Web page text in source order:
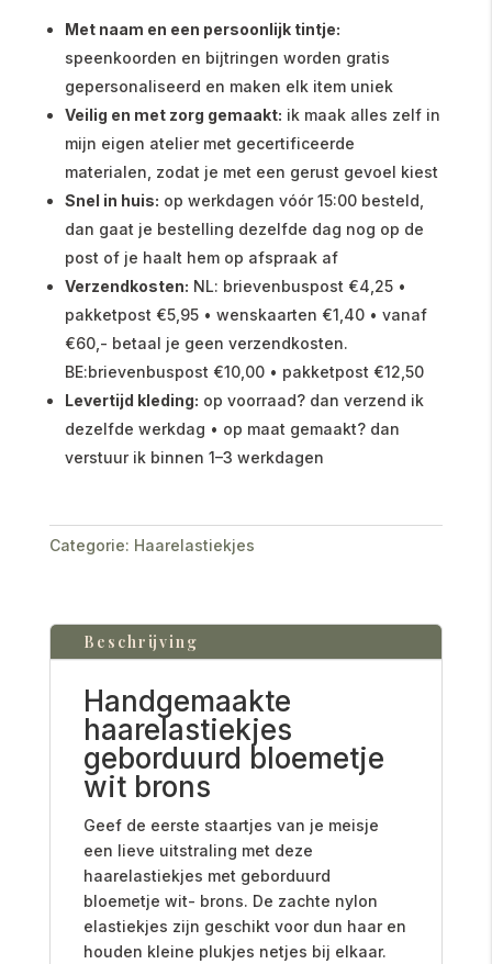
Met naam en een persoonlijk tintje:
speenkoorden en bijtringen worden gratis
gepersonaliseerd en maken elk item uniek
Veilig en met zorg gemaakt: ik maak alles zelf in
mijn eigen atelier met gecertificeerde
materialen, zodat je met een gerust gevoel kiest
Snel in huis: op werkdagen vóór 15:00 besteld,
dan gaat je bestelling dezelfde dag nog op de
post of je haalt hem op afspraak af
Verzendkosten: NL: brievenbuspost €4,25 •
pakketpost €5,95 • wenskaarten €1,40 • vanaf
€60,- betaal je geen verzendkosten.
BE:brievenbuspost €10,00 • pakketpost €12,50
Levertijd kleding: op voorraad? dan verzend ik
dezelfde werkdag • op maat gemaakt? dan
verstuur ik binnen 1–3 werkdagen
Categorie: Haarelastiekjes
Beschrijving
Handgemaakte
haarelastiekjes
geborduurd bloemetje
wit brons
Geef de eerste staartjes van je meisje
een lieve uitstraling met deze
haarelastiekjes met geborduurd
bloemetje wit- brons. De zachte nylon
elastiekjes zijn geschikt voor dun haar en
houden kleine plukjes netjes bij elkaar.